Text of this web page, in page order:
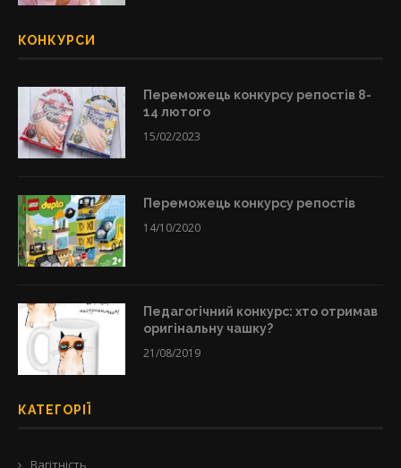
КОНКУРСИ
Переможець конкурсу репостів 8-
14 лютого
15/02/2023
Переможець конкурсу репостів
14/10/2020
Педагогічний конкурс: хто отримав
оригінальну чашку?
21/08/2019
КАТЕГОРІЇ
Вагітність